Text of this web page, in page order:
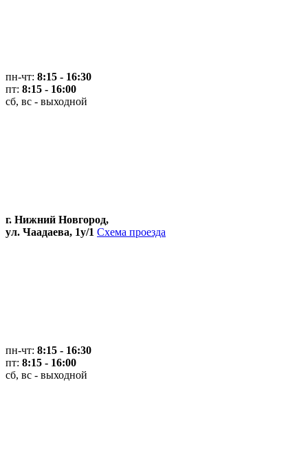
пн-чт: 8:15 - 16:30
пт: 8:15 - 16:00
сб, вс - выходной
г. Нижний Новгород,
ул. Чаадаева, 1у/1 Схема проезда
пн-чт: 8:15 - 16:30
пт: 8:15 - 16:00
сб, вс - выходной